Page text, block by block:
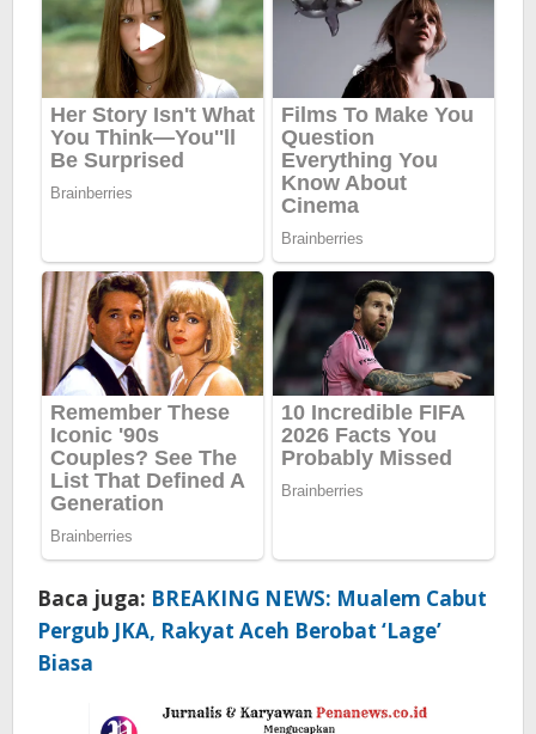
Baca juga: BREAKING NEWS: Mualem Cabut
Pergub JKA, Rakyat Aceh Berobat ‘Lage’
Biasa